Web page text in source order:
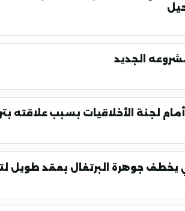
الجديد
لجنة الأخلاقيات بسبب علاقته
جوهرة البرتغال بعقد طويل